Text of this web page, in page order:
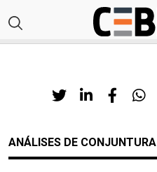
ANÁLISES DE CONJUNTURA